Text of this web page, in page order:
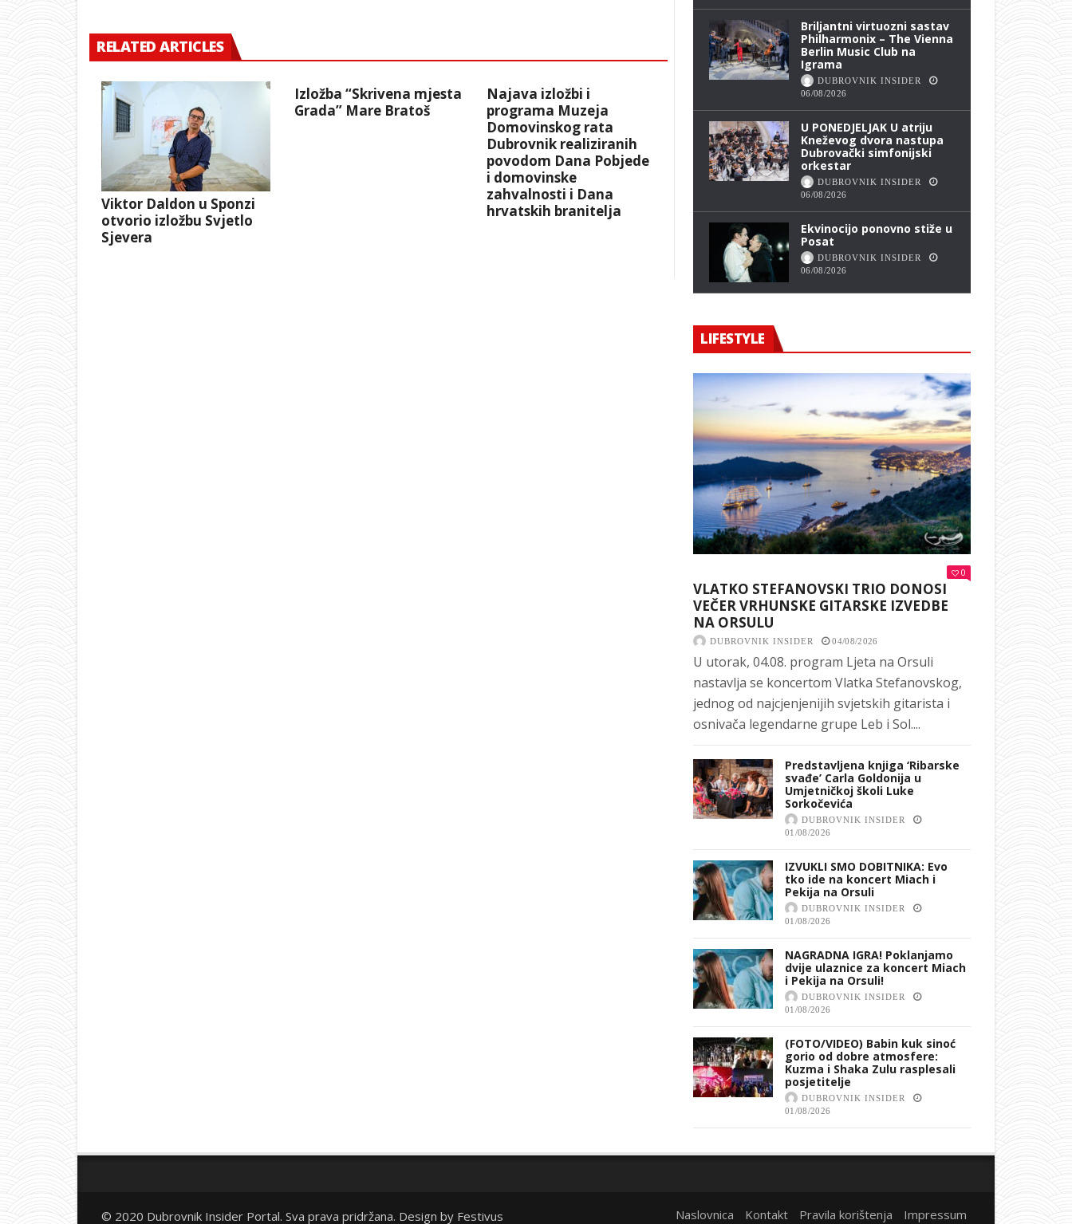
RELATED ARTICLES
Viktor Daldon u Sponzi
otvorio izložbu Svjetlo
Sjevera
Izložba “Skrivena mjesta
Grada” Mare Bratoš
Najava izložbi i
programa Muzeja
Domovinskog rata
Dubrovnik realiziranih
povodom Dana Pobjede
i domovinske
zahvalnosti i Dana
hrvatskih branitelja
Briljantni virtuozni sastav
Philharmonix – The Vienna
Berlin Music Club na
Igrama
DUBROVNIK INSIDER
06/08/2026
U PONEDJELJAK U atriju
Kneževog dvora nastupa
Dubrovački simfonijski
orkestar
DUBROVNIK INSIDER
06/08/2026
Ekvinocijo ponovno stiže u
Posat
DUBROVNIK INSIDER
06/08/2026
LIFESTYLE
0
VLATKO STEFANOVSKI TRIO DONOSI
VEČER VRHUNSKE GITARSKE IZVEDBE
NA ORSULU
DUBROVNIK INSIDER 04/08/2026
U utorak, 04.08. program Ljeta na Orsuli
nastavlja se koncertom Vlatka Stefanovskog,
jednog od najcjenjenijih svjetskih gitarista i
osnivača legendarne grupe Leb i Sol....
Predstavljena knjiga ‘Ribarske
svađe’ Carla Goldonija u
Umjetničkoj školi Luke
Sorkočevića
DUBROVNIK INSIDER
01/08/2026
IZVUKLI SMO DOBITNIKA: Evo
tko ide na koncert Miach i
Pekija na Orsuli
DUBROVNIK INSIDER
01/08/2026
NAGRADNA IGRA! Poklanjamo
dvije ulaznice za koncert Miach
i Pekija na Orsuli!
DUBROVNIK INSIDER
01/08/2026
(FOTO/VIDEO) Babin kuk sinoć
gorio od dobre atmosfere:
Kuzma i Shaka Zulu rasplesali
posjetitelje
DUBROVNIK INSIDER
01/08/2026
© 2020 Dubrovnik Insider Portal. Sva prava pridržana. Design by Festivus Naslovnica Kontakt Pravila korištenja Impressum